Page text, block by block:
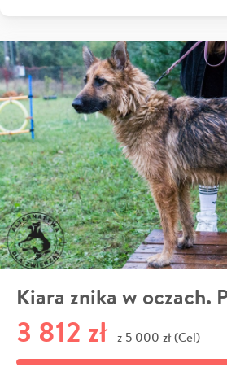
Kiara znika w oczach.
3 812 zł z 5 000 zł (Cel)